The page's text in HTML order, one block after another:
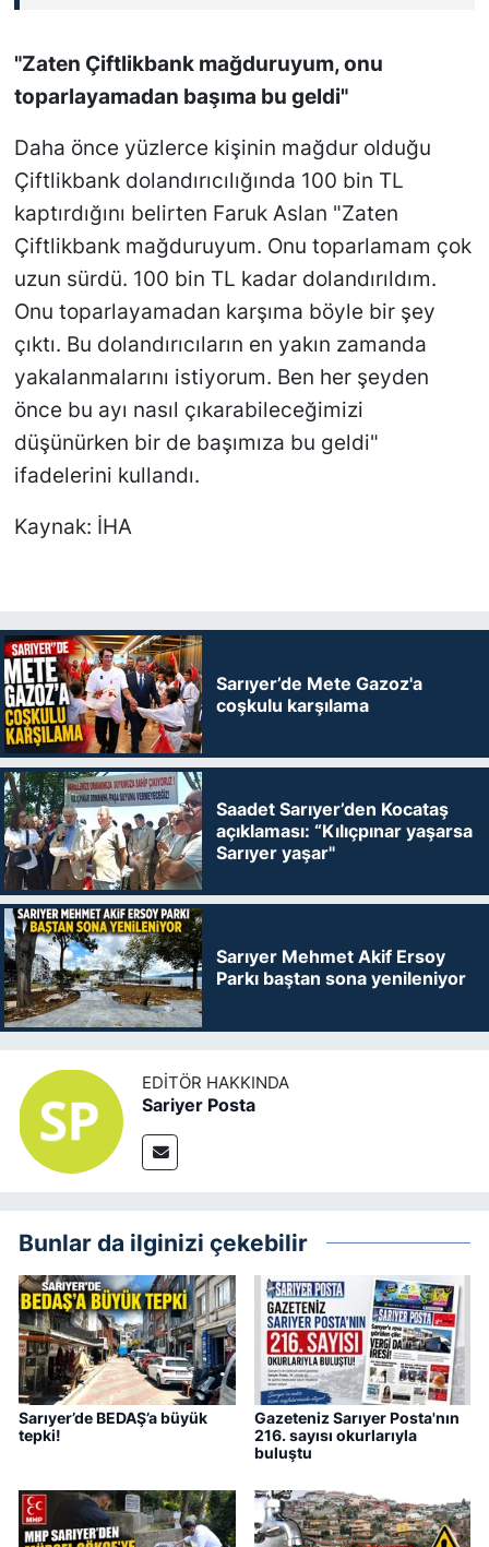
"Zaten Çiftlikbank mağduruyum, onu
toparlayamadan başıma bu geldi"
Daha önce yüzlerce kişinin mağdur olduğu
Çiftlikbank dolandırıcılığında 100 bin TL
kaptırdığını belirten Faruk Aslan "Zaten
Çiftlikbank mağduruyum. Onu toparlamam çok
uzun sürdü. 100 bin TL kadar dolandırıldım.
Onu toparlayamadan karşıma böyle bir şey
çıktı. Bu dolandırıcıların en yakın zamanda
yakalanmalarını istiyorum. Ben her şeyden
önce bu ayı nasıl çıkarabileceğimizi
düşünürken bir de başımıza bu geldi"
ifadelerini kullandı.
Kaynak: İHA
Sarıyer’de Mete Gazoz'a
coşkulu karşılama
Saadet Sarıyer’den Kocataş
açıklaması: “Kılıçpınar yaşarsa
Sarıyer yaşar"
Sarıyer Mehmet Akif Ersoy
Parkı baştan sona yenileniyor
EDITÖR HAKKINDA
Sariyer Posta
Bunlar da ilginizi çekebilir
Sarıyer’de BEDAŞ’a büyük
tepki!
Gazeteniz Sarıyer Posta'nın
216. sayısı okurlarıyla
buluştu